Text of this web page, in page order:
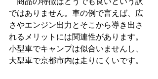
ではありません。車の例で言えば、広
さやエンジン出力とそこから導き出さ
れるメリットには関連性があります。
小型車でキャンプは似合いませんし、
大型車で京都市内は走りにくいです。